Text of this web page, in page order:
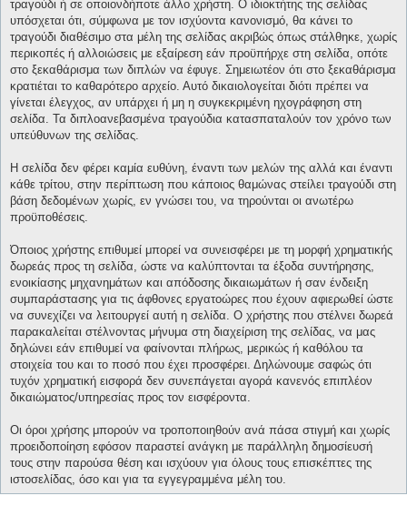
τραγούδι ή σε οποιονδήποτε άλλο χρήστη. Ο ιδιοκτήτης της σελίδας
υπόσχεται ότι, σύμφωνα με τον ισχύοντα κανονισμό, θα κάνει το
τραγούδι διαθέσιμο στα μέλη της σελίδας ακριβώς όπως στάλθηκε, χωρίς
περικοπές ή αλλοιώσεις με εξαίρεση εάν προϋπήρχε στη σελίδα, οπότε
στο ξεκαθάρισμα των διπλών να έφυγε. Σημειωτέον ότι στο ξεκαθάρισμα
κρατιέται το καθαρότερο αρχείο. Αυτό δικαιολογείται διότι πρέπει να
γίνεται έλεγχος, αν υπάρχει ή μη η συγκεκριμένη ηχογράφηση στη
σελίδα. Τα διπλοανεβασμένα τραγούδια κατασπαταλούν τον χρόνο των
υπεύθυνων της σελίδας.
Η σελίδα δεν φέρει καμία ευθύνη, έναντι των μελών της αλλά και έναντι
κάθε τρίτου, στην περίπτωση που κάποιος θαμώνας στείλει τραγούδι στη
βάση δεδομένων χωρίς, εν γνώσει του, να τηρούνται οι ανωτέρω
προϋποθέσεις.
Όποιος χρήστης επιθυμεί μπορεί να συνεισφέρει με τη μορφή χρηματικής
δωρεάς προς τη σελίδα, ώστε να καλύπτονται τα έξοδα συντήρησης,
ενοικίασης μηχανημάτων και απόδοσης δικαιωμάτων ή σαν ένδειξη
συμπαράστασης για τις άφθονες εργατοώρες που έχουν αφιερωθεί ώστε
να συνεχίζει να λειτουργεί αυτή η σελίδα. Ο χρήστης που στέλνει δωρεά
παρακαλείται στέλνοντας μήνυμα στη διαχείριση της σελίδας, να μας
δηλώνει εάν επιθυμεί να φαίνονται πλήρως, μερικώς ή καθόλου τα
στοιχεία του και το ποσό που έχει προσφέρει. Δηλώνουμε σαφώς ότι
τυχόν χρηματική εισφορά δεν συνεπάγεται αγορά κανενός επιπλέον
δικαιώματος/υπηρεσίας προς τον εισφέροντα.
Οι όροι χρήσης μπορούν να τροποποιηθούν ανά πάσα στιγμή και χωρίς
προειδοποίηση εφόσον παραστεί ανάγκη με παράλληλη δημοσίευσή
τους στην παρούσα θέση και ισχύουν για όλους τους επισκέπτες της
ιστοσελίδας, όσο και για τα εγγεγραμμένα μέλη του.